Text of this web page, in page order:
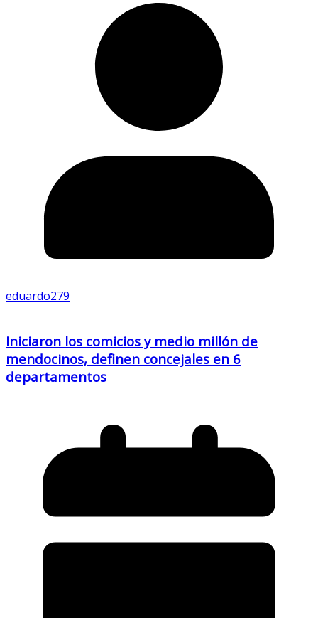
eduardo279
Iniciaron los comicios y medio millón de
mendocinos, definen concejales en 6
departamentos